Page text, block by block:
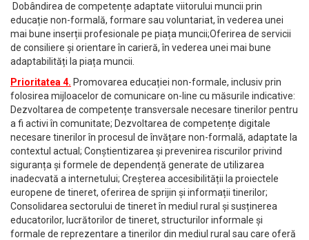
Dobândirea de competențe adaptate viitorului muncii prin
educație non-formală, formare sau voluntariat, în vederea unei
mai bune inserții profesionale pe piața muncii;Oferirea de servicii
de consiliere și orientare în carieră, în vederea unei mai bune
adaptabilități la piața muncii.
Prioritatea 4. Promovarea educației non-formale, inclusiv prin
folosirea mijloacelor de comunicare on-line cu măsurile indicative:
Dezvoltarea de competențe transversale necesare tinerilor pentru
a fi activi în comunitate; Dezvoltarea de competențe digitale
necesare tinerilor în procesul de învățare non-formală, adaptate la
contextul actual; Conștientizarea și prevenirea riscurilor privind
siguranța și formele de dependență generate de utilizarea
inadecvată a internetului; Creșterea accesibilității la proiectele
europene de tineret, oferirea de sprijin și informații tinerilor;
Consolidarea sectorului de tineret în mediul rural și susținerea
educatorilor, lucrătorilor de tineret, structurilor informale și
formale de reprezentare a tinerilor din mediul rural sau care oferă